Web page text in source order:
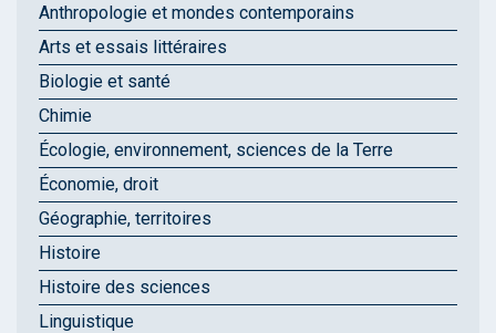
Anthropologie et mondes contemporains
Arts et essais littéraires
Biologie et santé
Chimie
Écologie, environnement, sciences de la Terre
Économie, droit
Géographie, territoires
Histoire
Histoire des sciences
Linguistique